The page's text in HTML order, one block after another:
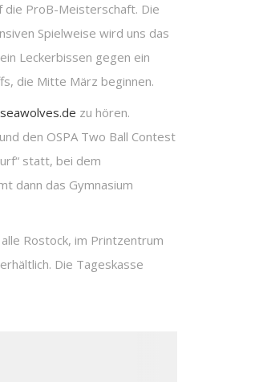
die ProB-Meisterschaft. Die
Spielweise wird uns das
Leckerbissen gegen ein
die Mitte März beginnen.
zu hören.
den OSPA Two Ball Contest
statt, bei dem
dann das Gymnasium
Rostock, im Printzentrum
Die Tageskasse